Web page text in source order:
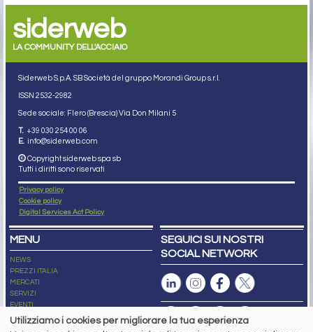
siderweb
LA COMMUNITY DELL'ACCIAIO
Siderweb S.p.A. SB Società del gruppo Morandi Group s.r.l.
ISSN 2532-2982
Sede sociale: Flero (Brescia) Via Don Milani 5
T. +39 030 254 00 06
E. info@siderweb.com
Copyright siderweb spa sb
Tutti i diritti sono riservati
Privacy policy
Cookie policy
Digital Services Act Policy
MENU
NEWS
PREZZI ITALIA
MERCATI
SERVIZI
EVENTI
ABBONAMENTI
SEGUICI SUI NOSTRI
SOCIAL NETWORK
Utilizziamo i cookies per migliorare la tua esperienza